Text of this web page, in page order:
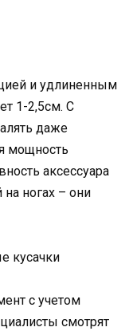
и удлиненным
1-2,5см. С
даже
мощность
аксессуара
на ногах – они
кусачки
с учетом
смотрят